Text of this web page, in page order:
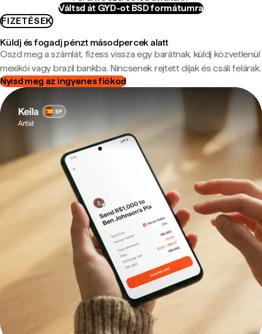
Váltsd át GYD-ot BSD formátumra
FIZETÉSEK
Küldj és fogadj pénzt másodpercek alatt
Oszd meg a számlát, fizess vissza egy barátnak, küldj közvetlenül
mexikói vagy brazil bankba. Nincsenek rejtett díjak és csáli felárak.
Nyisd meg az ingyenes fiókod